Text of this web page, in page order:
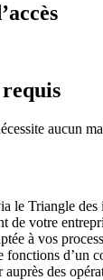
aucun
le Triangle des
de votre
à vos
fonctions d’un
des